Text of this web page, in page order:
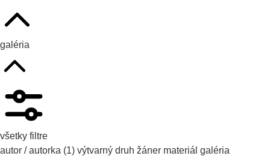
galéria
všetky filtre
autor / autorka (1) výtvarný druh žáner materiál galéria